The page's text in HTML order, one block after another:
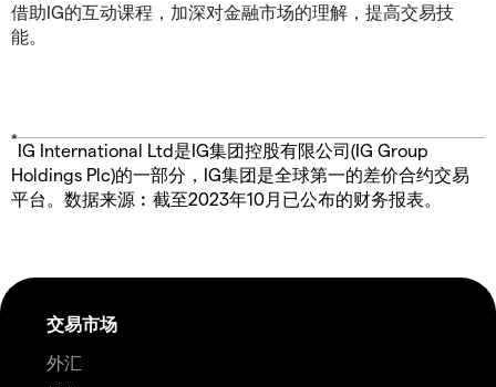
借助IG的互动课程，加深对金融市场的理解，提高交易技
能。
*
IG International Ltd是IG集团控股有限公司(IG Group
Holdings Plc)的一部分，IG集团是全球第一的差价合约交易
平台。数据来源︰截至2023年10月已公布的财务报表。
交易市场
外汇